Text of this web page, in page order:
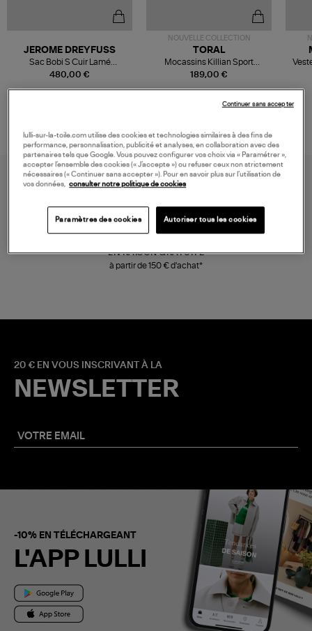
480,00 €
JEROME DREYFUSS
Sac Bobi S Cuir Lamé
Champagne
NOUVELLE COLLECTION
189,00 €
TORAL
Mocassins Killian Sport
Mousse
LIVRAISON GRATUITE
à partir de 150 € d'achat*
20 € EN VOUS INSCRIVANT À LA
NEWSLETTER
-10% EN TÉLÉCHARGEANT
L'APP LULLI
lulli-sur-la-toile.com utilise des cookies et technologies similaires à des fins de
performance, personnalisation, publicité et analyses, en collaboration avec des
partenaires tels que Google. Vous pouvez configurer vos choix via « Paramétrer »,
accepter l’ensemble des cookies (« J’accepte ») ou refuser ceux non strictement
nécessaires (« Continuer sans accepter »). Pour en savoir plus sur l’utilisation de
vos données, consulter notre politique de cookies
Paramètres des cookies Autoriser tous les cookies
Continuer sans accepter